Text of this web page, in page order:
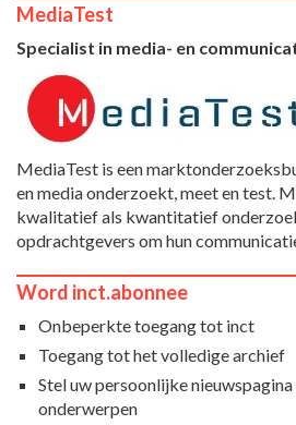
MediaTest
Specialist in media- en
MediaTest is een
en media onderzoekt, meet en test.
kwalitatief als kwantitatief
opdrachtgevers om hun
Word inct.abonnee
Onbeperkte toegang tot inct
Toegang tot het volledige archief
Stel uw persoonlijke
onderwerpen